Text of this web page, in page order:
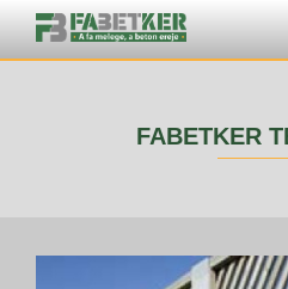
FABETKER